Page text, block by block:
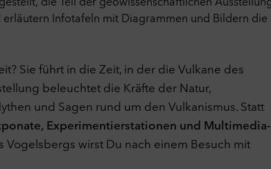
Sie führt in die Zeit, in der die Vulkane des
beleuchtet die Kräfte der Natur,
und Sagen rund um den Vulkanismus. Statt
Experimentierstationen und Multimedia-
Vogelsbergs wirst Du nach einem Besuch mit